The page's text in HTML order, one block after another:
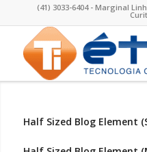
(41) 3033-6404 - Marginal
Half Sized Blog Element